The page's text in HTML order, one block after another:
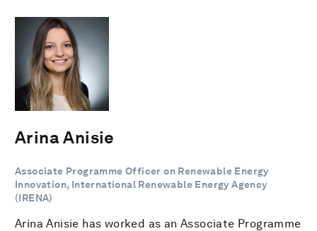
Arina Anisie
Associate Programme Officer on Renewable Energy
Innovation, International Renewable Energy Agency
(IRENA)
Arina Anisie has worked as an Associate Programme